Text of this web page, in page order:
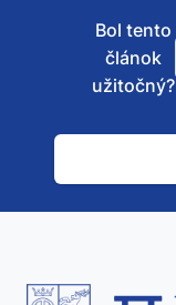
Bol tento
článok
užitočný?